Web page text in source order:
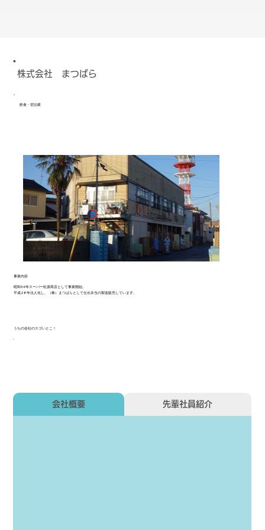
事業内容
昭和34年スーパー松原商店として事業開始。
平成28年法人化し、（株）まつばらとして仕出弁当の製造販売しています。
うちの会社のスゴいとこ！
-
会社概要 先輩社員紹介
株式会社 まつばら
飲食・宿泊業